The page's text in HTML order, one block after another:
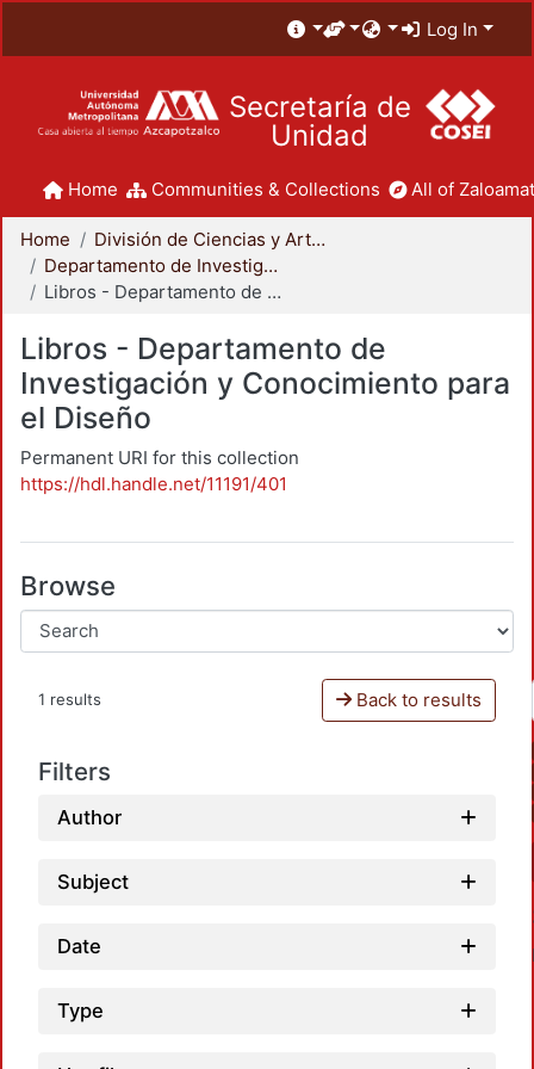
Log In
Secretaría de
Unidad
Home Communities & Collections All of
Home
División de Ciencias y Artes para el Diseño
Departamento de Investigación y Conocimiento para el Diseño
Libros - Departamento de Investigación y Conocimiento para el Diseño
Libros - Departamento de
Investigación y Conocimiento para
el Diseño
Permanent URI for this collection
https://hdl.handle.net/11191/401
Browse
1 results Back to results
Filters
Author
Subject
Date
Type